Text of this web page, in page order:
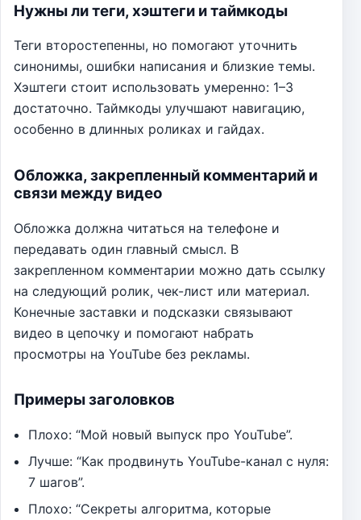
Нужны ли теги, хэштеги и таймкоды
Теги второстепенны, но помогают уточнить
синонимы, ошибки написания и близкие темы.
Хэштеги стоит использовать умеренно: 1–3
достаточно. Таймкоды улучшают навигацию,
особенно в длинных роликах и гайдах.
Обложка, закрепленный комментарий и
связи между видео
Обложка должна читаться на телефоне и
передавать один главный смысл. В
закрепленном комментарии можно дать ссылку
на следующий ролик, чек-лист или материал.
Конечные заставки и подсказки связывают
видео в цепочку и помогают набрать
просмотры на YouTube без рекламы.
Примеры заголовков
Плохо: “Мой новый выпуск про YouTube”.
Лучше: “Как продвинуть YouTube-канал с нуля:
7 шагов”.
Плохо: “Секреты алгоритма, которые